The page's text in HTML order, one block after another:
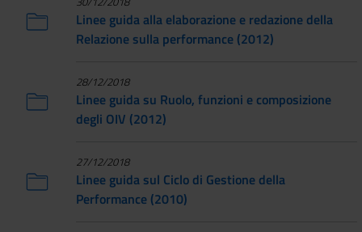
Linee guida alla elaborazione e redazione della
Relazione sulla performance (2012)
28/12/2018
Linee guida su Ruolo, funzioni e composizione
degli OIV (2012)
27/12/2018
Linee guida sul Ciclo di Gestione della
Performance (2010)